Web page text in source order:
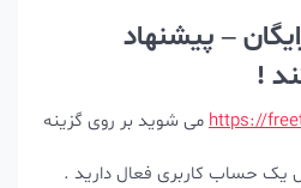
– پیشنهاد
!
https://می شوید بر روی گزینه
یک حساب کاربری فعال دارید .